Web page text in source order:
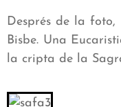
Després de la foto,
Bisbe. Una
la cripta de la